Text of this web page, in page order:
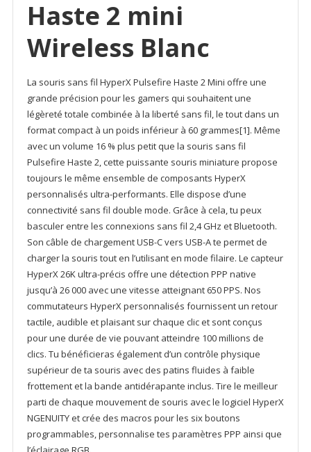
Haste 2 mini
Wireless Blanc
La souris sans fil HyperX Pulsefire Haste 2 Mini offre une
grande précision pour les gamers qui souhaitent une
légèreté totale combinée à la liberté sans fil, le tout dans un
format compact à un poids inférieur à 60 grammes[1]. Même
avec un volume 16 % plus petit que la souris sans fil
Pulsefire Haste 2, cette puissante souris miniature propose
toujours le même ensemble de composants HyperX
personnalisés ultra-performants. Elle dispose d’une
connectivité sans fil double mode. Grâce à cela, tu peux
basculer entre les connexions sans fil 2,4 GHz et Bluetooth.
Son câble de chargement USB-C vers USB-A te permet de
charger la souris tout en l’utilisant en mode filaire. Le capteur
HyperX 26K ultra-précis offre une détection PPP native
jusqu’à 26 000 avec une vitesse atteignant 650 PPS. Nos
commutateurs HyperX personnalisés fournissent un retour
tactile, audible et plaisant sur chaque clic et sont conçus
pour une durée de vie pouvant atteindre 100 millions de
clics. Tu bénéficieras également d’un contrôle physique
supérieur de ta souris avec des patins fluides à faible
frottement et la bande antidérapante inclus. Tire le meilleur
parti de chaque mouvement de souris avec le logiciel HyperX
NGENUITY et crée des macros pour les six boutons
programmables, personnalise tes paramètres PPP ainsi que